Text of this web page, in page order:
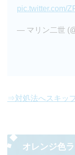
pic.twitter.com/
— マリン二世
⇒対処法へスキッ
オレンジ色